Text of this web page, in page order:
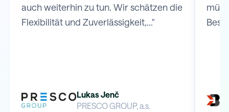
auch weiterhin zu tun. Wir schätzen die
Flexibilität und Zuverlässigkeit,..."
Lukas Jenč
PRESCO GROUP, a.s.